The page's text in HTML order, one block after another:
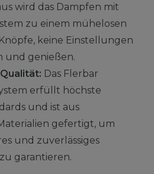
wird das Dampfen mit
zu einem mühelosen
keine Einstellungen
und genießen.
Das Flerbar
erfüllt höchste
und ist aus
gefertigt, um
und zuverlässiges
garantieren.